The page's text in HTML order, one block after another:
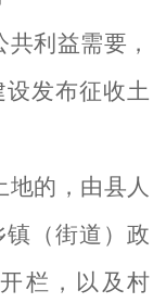
利益需要，
发布征收土
地的，由县人
（街道）政
栏，以及村